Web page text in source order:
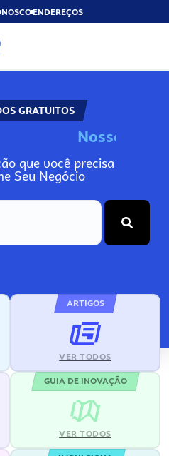
ENDEREÇOS
GRATUITOS
Nosso
que você precisa
Seu Negócio
ARTIGOS
VER TODOS
GUIA DE INOVAÇÃO
VER TODOS